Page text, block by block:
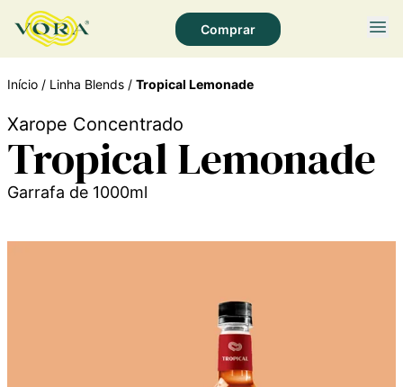
Comprar
Página Inicial
Socioambiental
Início / Linha Blends / Tropical Lemonade
Xarope Concentrado
Tropical Lemonade
Garrafa de 1000ml